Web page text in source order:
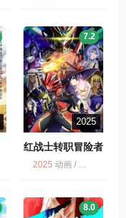
2025
红战士转职冒险者
7.2
2025 动画 / 多版
8.0